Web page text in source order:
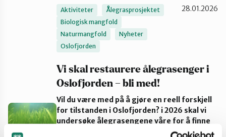
Aktiviteter
Ålegrasprosjektet
Biologisk mangfold
Naturmangfold
Nyheter
Oslofjorden
28.01.2026
Vi skal restaurere ålegrasenger i
Oslofjorden – bli med!
Vil du være med på å gjøre en reell forskjell
for tilstanden i Oslofjorden? i 2026 skal vi
undersøke ålegrasengene våre for å finne
steder som kan ha nytte av restaurering,